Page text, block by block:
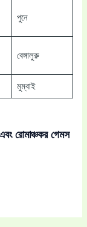
পুনে
বেঙ্গালুরু
মুম্বাই
রোমাঞ্চকর গেমস